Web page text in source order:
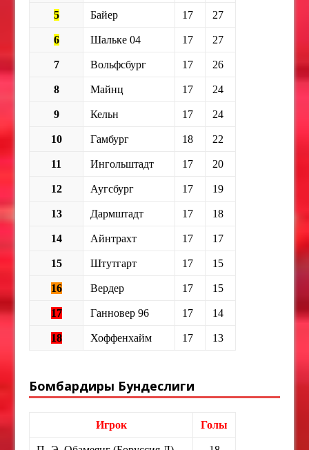
5 Байер 17 27
6 Шальке 04 17 27
7 Вольфсбург 17 26
8 Майнц 17 24
9 Кельн 17 24
10 Гамбург 18 22
11 Ингольштадт 17 20
12 Аугсбург 17 19
13 Дармштадт 17 18
14 Айнтрахт 17 17
15 Штутгарт 17 15
16 Вердер 17 15
17 Ганновер 96 17 14
18 Хоффенхайм 17 13
Бомбардиры Бундеслиги
Игрок Голы